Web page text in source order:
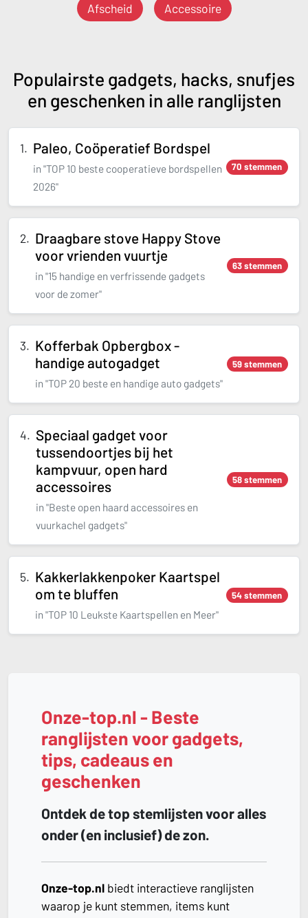
Afscheid Accessoire
Populairste gadgets, hacks, snufjes
en geschenken in alle ranglijsten
Paleo, Coöperatief Bordspel
in "TOP 10 beste cooperatieve bordspellen
2026"
70 stemmen
Draagbare stove Happy Stove
voor vrienden vuurtje
in "15 handige en verfrissende gadgets
voor de zomer"
63 stemmen
Kofferbak Opbergbox -
handige autogadget
in "TOP 20 beste en handige auto gadgets"
59 stemmen
Speciaal gadget voor
tussendoortjes bij het
kampvuur, open hard
accessoires
in "Beste open haard accessoires en
vuurkachel gadgets"
58 stemmen
Kakkerlakkenpoker Kaartspel
om te bluffen
in "TOP 10 Leukste Kaartspellen en Meer"
54 stemmen
Onze-top.nl - Beste
ranglijsten voor gadgets,
tips, cadeaus en
geschenken
Ontdek de top stemlijsten voor alles
onder (en inclusief) de zon.
Onze-top.nl biedt interactieve ranglijsten
waarop je kunt stemmen, items kunt